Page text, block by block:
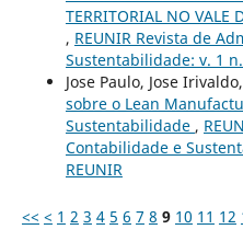
TERRITORIAL NO VALE
, REUNIR Revista de
Sustentabilidade: v. 1
Jose Paulo, Jose Irivaldo,
sobre o Lean
Sustentabilidade ,
Contabilidade e
REUNIR
<< < 1 2 3 4 5 6 7 8 9 10 11 12